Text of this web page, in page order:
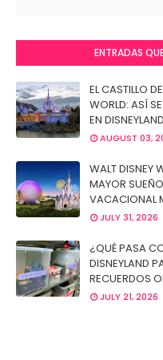
ENTRADAS
EL CASTILLO
WORLD: ASÍ
EN
AUGUST 03,
WALT DISNEY
MAYOR
VACACIONAL
JULY 31, 2026
¿QUÉ PASA
DISNEYLAND
RECUERDOS
JULY 21, 2026